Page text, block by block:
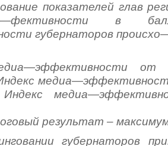
показателей глав
—фективности в
губернаторов происхо
—эффективности от
медиа—
Индекс медиа—
результат –
губернаторов